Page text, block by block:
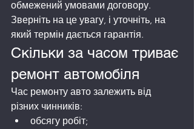
обмежений умовами договору.
Зверніть на це увагу, і уточніть, на
який термін дається гарантія.
Скільки за часом триває
ремонт автомобіля
Час ремонту авто залежить від
різних чинників:
обсягу робіт;